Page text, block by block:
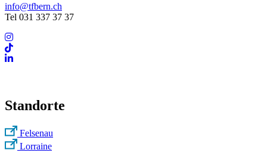
info@tfbern.ch
Tel 031 337 37 37
Standorte
Felsenau
Lorraine